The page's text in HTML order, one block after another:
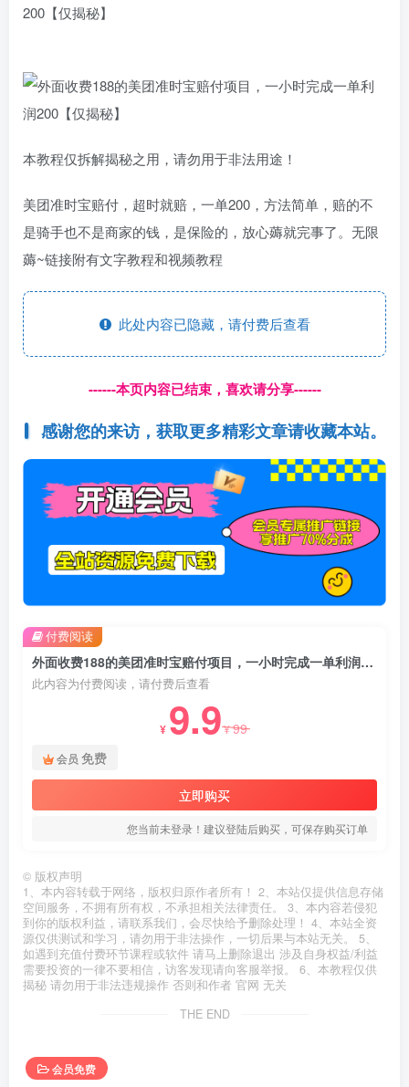
200【仅揭秘】
本教程仅拆解揭秘之用，请勿用于非法用途！
美团准时宝赔付，超时就赔，一单200，方法简单，赔的不
是骑手也不是商家的钱，是保险的，放心薅就完事了。无限
薅~链接附有文字教程和视频教程
此处内容已隐藏，请付费后查看
------本页内容已结束，喜欢请分享------
感谢您的来访，获取更多精彩文章请收藏本站。
外面收费188的美团准时宝赔付项目，一小时完成一单利润200【仅揭秘】
此内容为付费阅读，请付费后查看
¥ 9.9¥99
会员 免费
立即购买
您当前未登录！建议登陆后购买，可保存购买订单
付费阅读
© 版权声明
1、本内容转载于网络，版权归原作者所有！ 2、本站仅提供信息存储
空间服务，不拥有所有权，不承担相关法律责任。 3、本内容若侵犯
到你的版权利益，请联系我们，会尽快给予删除处理！ 4、本站全资
源仅供测试和学习，请勿用于非法操作，一切后果与本站无关。 5、
如遇到充值付费环节课程或软件 请马上删除退出 涉及自身权益/利益
需要投资的一律不要相信，访客发现请向客服举报。 6、本教程仅供
揭秘 请勿用于非法违规操作 否则和作者 官网 无关
THE END
会员免费